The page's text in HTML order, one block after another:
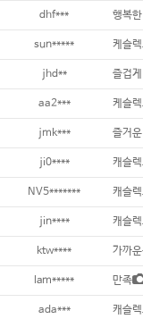
dhf*** 행복
sun***** 케슬
jhd** 즐겁
aa2*** 케슬
jmk*** 즐거
ji0**** 캐슬
NV5******* 캐슬
jin**** 캐슬
ktw**** 가까
lam***** 만족
ada*** 캐슬